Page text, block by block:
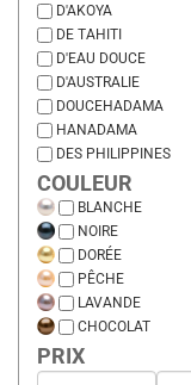
D'AKOYA
DE TAHITI
D'EAU DOUCE
D'AUSTRALIE
DOUCEHADAMA
HANADAMA
DES PHILIPPINES
COULEUR
BLANCHE
NOIRE
DORÉE
PÊCHE
LAVANDE
CHOCOLAT
PRIX